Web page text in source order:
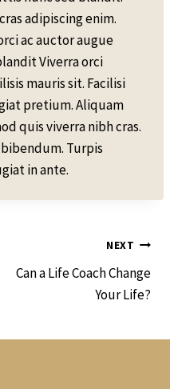
adipiscing enim.
ac auctor augue
Viverra orci
mauris sit. Facilisi
pretium. Aliquam
quis viverra nibh cras.
Turpis
in ante.
NEXT
Can a Life Coach Change
Your Life?